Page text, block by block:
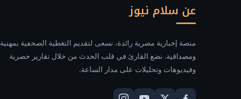
عن سلام نيوز
منصة إخبارية مصرية رائدة، نسعى لتقديم التغطية الصحفية بمهنية
ومصداقية. نضع القارئ في قلب الحدث من خلال تقارير حصرية
وفيديوهات وتحليلات على مدار الساعة.